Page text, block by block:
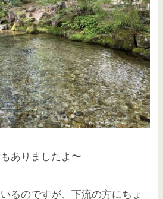
ありましたよ〜
るのですが、下流の方にちょ